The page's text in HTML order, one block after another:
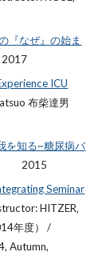
『なぜ』の始ま
7
ICU
布柴達男
を知る~糖尿病バ
2015
Seminar
HITZER‚
年度） /
Autumn,